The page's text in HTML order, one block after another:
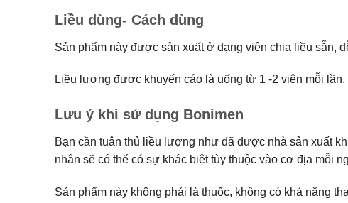
Liều dùng- Cách dùng
Sản phẩm này được sản xuất ở dạng viên chia liều sẵn,
Liều lượng được khuyến cáo là uống từ 1 -2 viên mỗi lần,
Lưu ý khi sử dụng Bonimen
Bạn cần tuân thủ liều lượng như đã được nhà sản xuất
nhân sẽ có thể có sự khác biệt tùy thuộc vào cơ địa mỗi
Sản phẩm này không phải là thuốc, không có khả năng